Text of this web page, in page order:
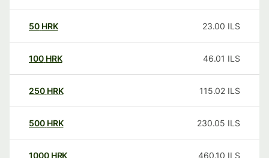
50 HRK 23.00 ILS
100 HRK 46.01 ILS
250 HRK 115.02 ILS
500 HRK 230.05 ILS
1000 HRK 460.10 ILS